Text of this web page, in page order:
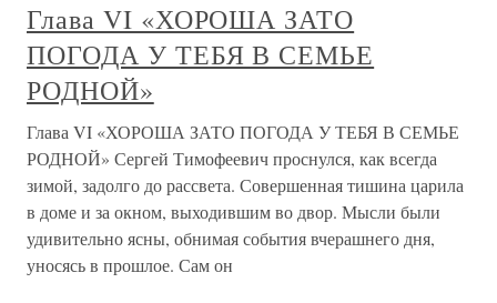
Глава VI «ХОРОША ЗАТО
ПОГОДА У ТЕБЯ В СЕМЬЕ
РОДНОЙ»
Глава VI «ХОРОША ЗАТО ПОГОДА У ТЕБЯ В СЕМЬЕ
РОДНОЙ» Сергей Тимофеевич проснулся, как всегда
зимой, задолго до рассвета. Совершенная тишина царила
в доме и за окном, выходившим во двор. Мысли были
удивительно ясны, обнимая события вчерашнего дня,
уносясь в прошлое. Сам он